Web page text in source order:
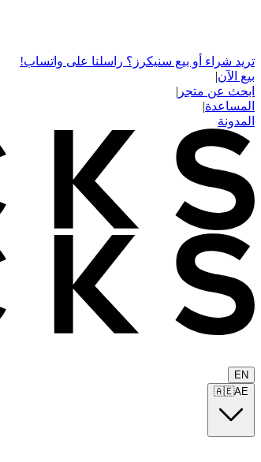
تريد شراء أو بيع سنيكرز؟ راسلنا على واتساب!
بيع الآن|
ابحث عن متجر |
المساعدة|
المدونة
EN
🇦🇪AE